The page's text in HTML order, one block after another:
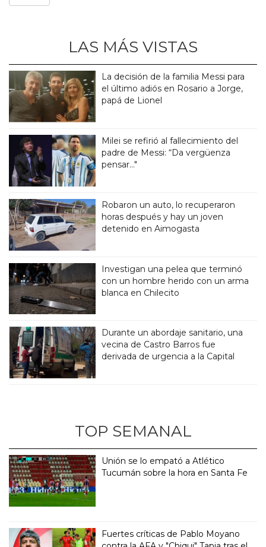
LAS MÁS VISTAS
La decisión de la familia Messi para
el último adiós en Rosario a Jorge,
papá de Lionel
Milei se refirió al fallecimiento del
padre de Messi: “Da vergüenza
pensar..."
Robaron un auto, lo recuperaron
horas después y hay un joven
detenido en Aimogasta
Investigan una pelea que terminó
con un hombre herido con un arma
blanca en Chilecito
Durante un abordaje sanitario, una
vecina de Castro Barros fue
derivada de urgencia a la Capital
TOP SEMANAL
Unión se lo empató a Atlético
Tucumán sobre la hora en Santa Fe
Fuertes críticas de Pablo Moyano